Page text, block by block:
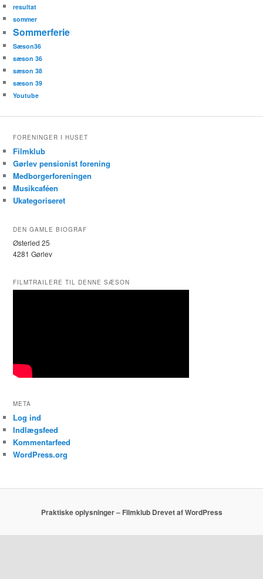
resultat
sommer
Sommerferie
Sæson36
sæson 36
sæson 38
sæson 39
Youtube
FORENINGER I HUSET
Filmklub
Gørlev pensionist forening
Medborgerforeningen
Musikcaféen
Ukategoriseret
DEN GAMLE BIOGRAF
Østerled 25
4281 Gørlev
FILMTRAILERE TIL DENNE SÆSON
META
Log ind
Indlægsfeed
Kommentarfeed
WordPress.org
Praktiske oplysninger – Filmklub Drevet af WordPress